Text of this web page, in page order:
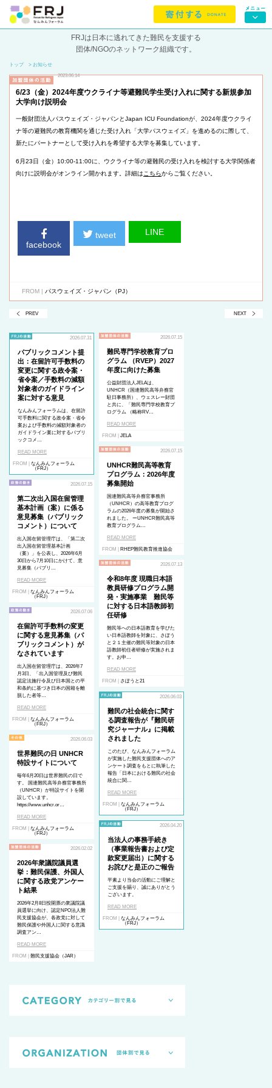
FRJは日本に逃れてきた難民を支援する
団体/NGOのネットワーク組織です。
トップ > お知らせ
2023.06.14
6/23（金）2024年度ウクライナ等避難民学生受け入れに関する新規参加
大学向け説明会
一般財団法人パスウェイズ・ジャパンとJapan ICU Foundationが、2024年度ウクライ
ナ等の避難民の教育機関を通じた受け入れ「大学パスウェイズ」を進めるのに際して、
新たにパートナーとして受け入れを希望する大学を募集しています。
6月23日（金）10:00-11:00に、ウクライナ等の避難民の受け入れを検討する大学関係者
向けに説明会がオンライン開かれます。詳細はこちらからご覧ください。
facebook
tweet LINE
FROM | パスウェイズ・ジャパン（PJ）
PREV NEXT
2026.07.31
パブリックコメント提
出：在留許可手数料の
変更に関する政令案・
省令案／手数料の減額
対象者のガイドライン
案に対する意見
なんみんフォーラムは、在留許
可手数料に関する政令案・省令
案および手数料の減額対象者の
ガイドライン案に対するパブリ
ックコメ…
READ MORE
FROM | なんみんフォーラム
（FRJ）
2026.07.15
難民専門学校教育プロ
グラム （RVEP）2027
年度に向けた募集
公益財団法人JELAは、
UNHCR（国連難民高等弁務官
駐日事務所）、ウェスレー財団
と共に、「難民専門学校教育プ
ログラム （略称RV…
READ MORE
FROM | JELA
2026.07.15
UNHCR難民高等教育
プログラム：2026年度
募集開始
国連難民高等弁務官事務所
（UNHCR）の高等教育プログ
ラムの2026年度の募集が開始さ
れました。 ーUNHCR難民高等
教育プログラム…
READ MORE
FROM | RHEP難民教育推進協会
2026.07.15
第二次出入国在留管理
基本計画（案）に係る
意見募集（パブリック
コメント）について
出入国在留管理庁は、「第二次
出入国在留管理基本計画
（案）」を公表し、2026年6月
30日から7月10日にかけて、意
見募集（パブリ…
READ MORE
FROM | なんみんフォーラム
（FRJ）
2026.07.13
令和8年度 現職日本語
教員研修プログラム開
発・実施事業 難民等
に対する日本語教師初
任研修
難民等への日本語教育を学びた
い日本語教師を対象に、さぽう
と２１主催の難民等対象の日本
語教師初任者研修が実施されま
す。お申…
READ MORE
FROM | さぽうと21
2026.07.06
在留許可手数料の変更
に関する意見募集（パ
ブリックコメント）が
なされています
出入国在留管理庁は、2026年7
月3日、「出入国管理及び難民
認定法施行令及び日本国との平
和条約に基づき日本の国籍を離
脱した者等…
READ MORE
FROM | なんみんフォーラム
（FRJ）
2026.06.03
難民の社会統合に関す
る調査報告が『難民研
究ジャーナル』に掲載
されました
このたび、なんみんフォーラム
が実施した難民支援団体へのア
ンケート調査をもとに執筆した
報告「日本における難民の社会
統合に関…
READ MORE
FROM | なんみんフォーラム
（FRJ）
2026.06.03
世界難民の日 UNHCR
特設サイトについて
毎年6月20日は世界難民の日で
す。 国連難民高等弁務官事務所
（UNHCR）が特設サイトを開
設しています。
https://www.unhcr.or…
READ MORE
FROM | なんみんフォーラム
（FRJ）
2026.04.20
当法人の事務手続き
（事業報告書および定
款変更届出）に関する
お詫びと是正のご報告
平素より当会の活動にご理解と
ご支援を賜り、誠にありがとう
ございます。
READ MORE
FROM | なんみんフォーラム
（FRJ）
2026.02.02
2026年衆議院議員選
挙：難民保護、外国人
に関する政党アンケー
ト結果
2026年2月8日投開票の衆議院議
員選挙に向け、認定NPO法人難
民支援協会が、各政党に対して
難民保護や外国人に関する意識
調査アン…
READ MORE
FROM | 難民支援協会（JAR）